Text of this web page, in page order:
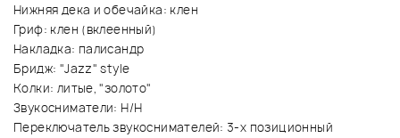
Нижняя дека и обечайка: клен
Гриф: клен (вклеенный)
Накладка: палисандр
Бридж: "Jazz" style
Колки: литые, "золото"
Звукосниматели: H/H
Переключатель звукоснимателей: 3-х позиционный